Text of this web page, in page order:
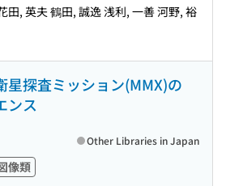
田, 英夫 鶴田, 誠逸 浅利, 一善 河野, 裕
星探査ミッション(MMX)の
ンス
像類
Other Libraries in Japan